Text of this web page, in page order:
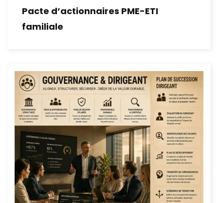
Pacte d’actionnaires PME-ETI
familiale